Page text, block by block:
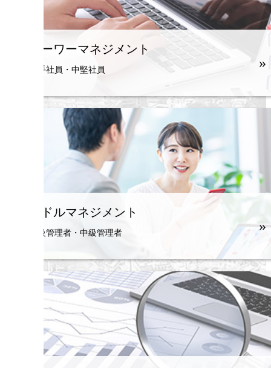
ローワーマネジメント
若手社員・中堅社員 »
ミドルマネジメント
初級管理者・中級管理者 »